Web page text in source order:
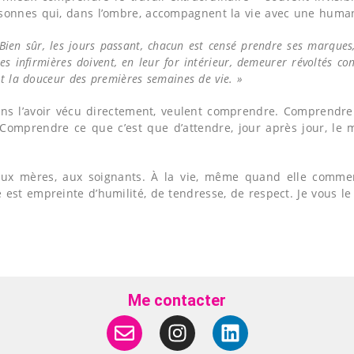
qui, dans l’ombre, accompagnent la vie avec une
sûr, les jours passant, chacun est censé prendre ses
infirmières doivent, en leur for intérieur, demeurer révoltés
douceur des premières semaines de vie. »
l’avoir vécu directement, veulent comprendre.
ce que c’est que d’attendre, jour après jour,
mères, aux soignants. À la vie, même quand elle
empreinte d’humilité, de tendresse, de respect. Je vous
Me contacter